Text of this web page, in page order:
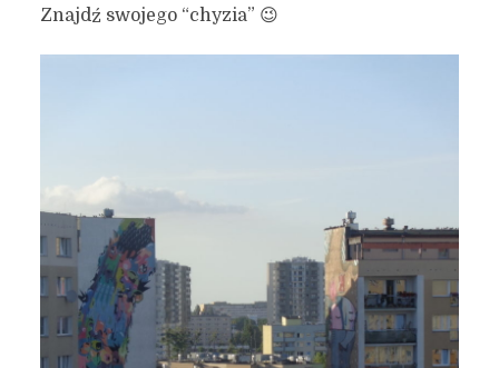
Znajdź swojego “chyzia” 😉